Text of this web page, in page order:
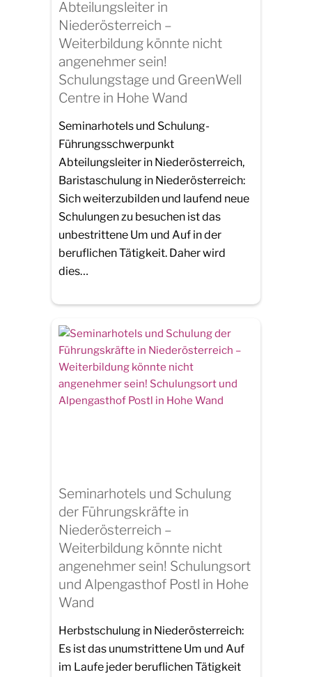
Abteilungsleiter in
Niederösterreich –
Weiterbildung könnte nicht
angenehmer sein!
Schulungstage und GreenWell
Centre in Hohe Wand
Seminarhotels und Schulung-
Führungsschwerpunkt
Abteilungsleiter in Niederösterreich,
Baristaschulung in Niederösterreich:
Sich weiterzubilden und laufend neue
Schulungen zu besuchen ist das
unbestrittene Um und Auf in der
beruflichen Tätigkeit. Daher wird
dies…
Seminarhotels und Schulung
der Führungskräfte in
Niederösterreich –
Weiterbildung könnte nicht
angenehmer sein! Schulungsort
und Alpengasthof Postl in Hohe
Wand
Herbstschulung in Niederösterreich:
Es ist das unumstrittene Um und Auf
im Laufe jeder beruflichen Tätigkeit